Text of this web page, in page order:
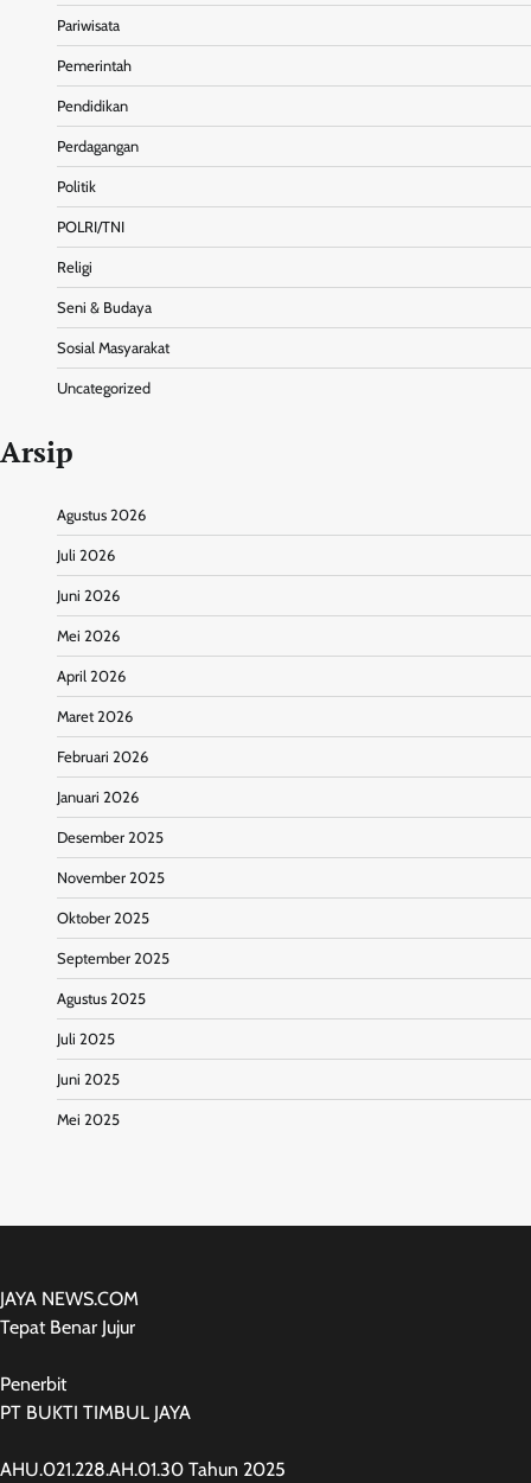
Pariwisata
Pemerintah
Pendidikan
Perdagangan
Politik
POLRI/TNI
Religi
Seni & Budaya
Sosial Masyarakat
Uncategorized
Arsip
Agustus 2026
Juli 2026
Juni 2026
Mei 2026
April 2026
Maret 2026
Februari 2026
Januari 2026
Desember 2025
November 2025
Oktober 2025
September 2025
Agustus 2025
Juli 2025
Juni 2025
Mei 2025
JAYA NEWS.COM
Tepat Benar Jujur
Penerbit
PT BUKTI TIMBUL JAYA
AHU.021.228.AH.01.30 Tahun 2025